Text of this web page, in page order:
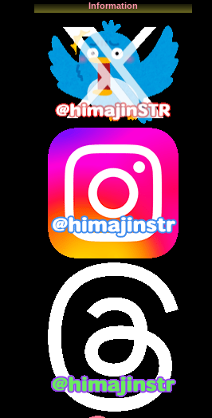
2025年10月(3)
2025年8月 (3)
2025年7月(2)
2025年6月(1)
2025年5月
(7)
2025年4月(2)
2025年3月 (8)
2025年2月(10)
2025年1月
2024年12月
2024年11月(13)
2024年10月
2024年9月 (14)
2024年8月 (13)
2024年7月
(7)
2024年6月(10)
2024年5月(12)
2024年4月(15)
2024年3月
2024年1月
2023年12月
2023年11月 (4)
2023年10月
(3)
2023年9月
2023年8月(12)
2023年7月
(14)
2023年6月
2023年5月
(5)
2023年4月(6)
2023年3月
(3)
Information